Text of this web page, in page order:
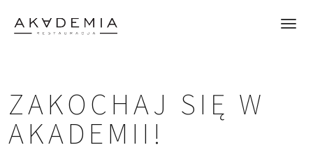
ZAKOCHAJ SIĘ W
AKADEMII!